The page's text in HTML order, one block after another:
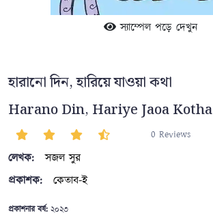
স্যাম্পেল পড়ে দেখুন
হারানো দিন, হারিয়ে যাওয়া কথা
Harano Din, Hariye Jaoa Kotha
0 Reviews
লেখক:
সজল সুর
প্রকাশক:
কেতাব-ই
প্রকাশনার বর্ষ: ২০২৩